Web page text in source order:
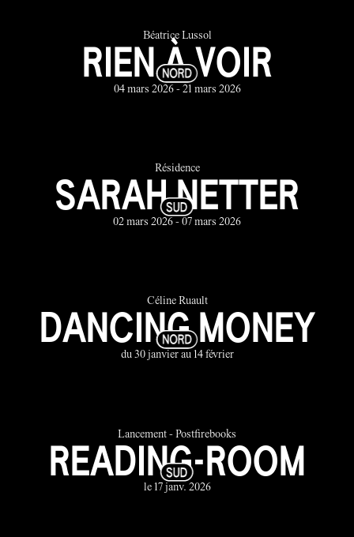
Béatrice Lussol
RIEN À VOIR
04 mars 2026 - 21 mars 2026
Résidence
SARAH NETTER
02 mars 2026 - 07 mars 2026
Céline Ruault
DANCING MONEY
du 30 janvier au 14 février
Lancement - Postfirebooks
READING-ROOM
le 17 janv. 2026